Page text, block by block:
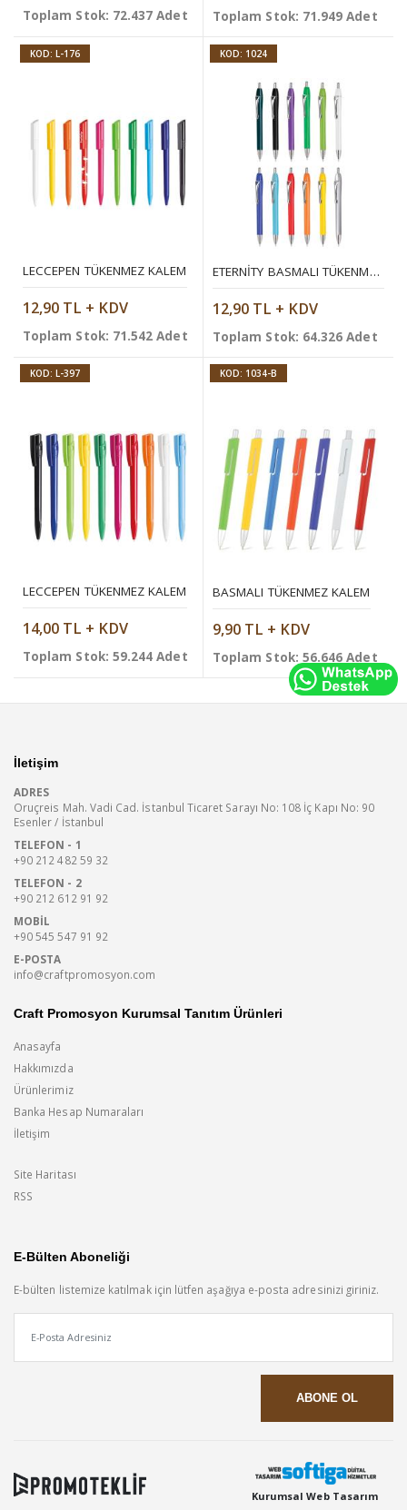
Toplam Stok: 72.437 Adet Toplam Stok: 71.949 Adet
KOD: L-176
LECCEPEN TÜKENMEZ KALEM
12,90 TL + KDV
Toplam Stok: 71.542 Adet
KOD: 1024
ETERNITY BASMALI TÜKENMEZ KALEM
12,90 TL + KDV
Toplam Stok: 64.326 Adet
KOD: L-397
LECCEPEN TÜKENMEZ KALEM
14,00 TL + KDV
Toplam Stok: 59.244 Adet
KOD: 1034-B
BASMALI TÜKENMEZ KALEM
9,90 TL + KDV
Toplam Stok: 56.646 Adet
İletişim
ADRES
Oruçreis Mah. Vadi Cad. İstanbul Ticaret Sarayı No: 108 İç Kapı No: 90
Esenler / İstanbul
TELEFON - 1
+90 212 482 59 32
TELEFON - 2
+90 212 612 91 92
MOBIL
+90 545 547 91 92
E-POSTA
info@craftpromosyon.com
Craft Promosyon Kurumsal Tanıtım Ürünleri
Anasayfa
Hakkımızda
Ürünlerimiz
Banka Hesap Numaraları
İletişim
Site Haritası
RSS
E-Bülten Aboneliği
E-bülten listemize katılmak için lütfen aşağıya e-posta adresinizi giriniz.
Kurumsal Web Tasarım